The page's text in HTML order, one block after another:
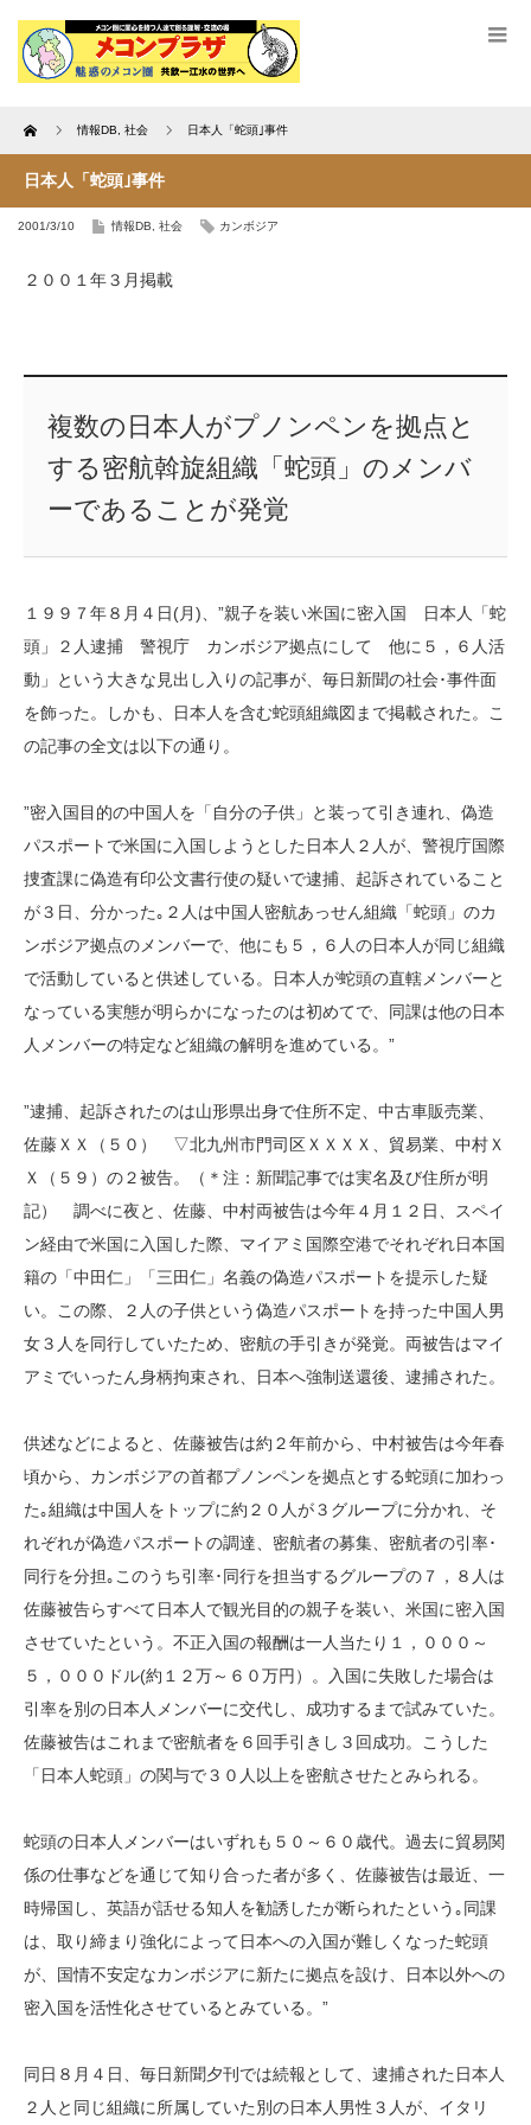
Home 情報DB 社会 日本人「蛇頭｣事件
日本人「蛇頭｣事件
2001/3/10 情報DB 社会 カンボジア
２００１年３月掲載
複数の日本人がプノンペンを拠点と
する密航斡旋組織「蛇頭」のメンバ
ーであることが発覚
１９９７年８月４日(月)、”親子を装い米国に密入国 日本人「蛇
頭」２人逮捕 警視庁 カンボジア拠点にして 他に５，６人活
動」という大きな見出し入りの記事が、毎日新聞の社会･事件面
を飾った。しかも、日本人を含む蛇頭組織図まで掲載された。こ
の記事の全文は以下の通り。
”密入国目的の中国人を「自分の子供」と装って引き連れ、偽造
パスポートで米国に入国しようとした日本人２人が、警視庁国際
捜査課に偽造有印公文書行使の疑いで逮捕、起訴されていること
が３日、分かった｡２人は中国人密航あっせん組織「蛇頭」のカ
ンボジア拠点のメンバーで、他にも５，６人の日本人が同じ組織
で活動していると供述している。日本人が蛇頭の直轄メンバーと
なっている実態が明らかになったのは初めてで、同課は他の日本
人メンバーの特定など組織の解明を進めている。”
”逮捕、起訴されたのは山形県出身で住所不定、中古車販売業、
佐藤ＸＸ（５０） ▽北九州市門司区ＸＸＸＸ、貿易業、中村Ｘ
Ｘ（５９）の２被告。（＊注：新聞記事では実名及び住所が明
記） 調べに夜と、佐藤、中村両被告は今年４月１２日、スペイ
ン経由で米国に入国した際、マイアミ国際空港でそれぞれ日本国
籍の「中田仁」「三田仁」名義の偽造パスポートを提示した疑
い。この際、２人の子供という偽造パスポートを持った中国人男
女３人を同行していたため、密航の手引きが発覚。両被告はマイ
アミでいったん身柄拘束され、日本へ強制送還後、逮捕された。
供述などによると、佐藤被告は約２年前から、中村被告は今年春
頃から、カンボジアの首都プノンペンを拠点とする蛇頭に加わっ
た｡組織は中国人をトップに約２０人が３グループに分かれ、そ
れぞれが偽造パスポートの調達、密航者の募集、密航者の引率･
同行を分担｡このうち引率･同行を担当するグループの７，８人は
佐藤被告らすべて日本人で観光目的の親子を装い、米国に密入国
させていたという。不正入国の報酬は一人当たり１，０００～
５，０００ドル(約１２万～６０万円）。入国に失敗した場合は
引率を別の日本人メンバーに交代し、成功するまで試みていた。
佐藤被告はこれまで密航者を６回手引きし３回成功。こうした
「日本人蛇頭」の関与で３０人以上を密航させたとみられる。
蛇頭の日本人メンバーはいずれも５０～６０歳代。過去に貿易関
係の仕事などを通じて知り合った者が多く、佐藤被告は最近、一
時帰国し、英語が話せる知人を勧誘したが断られたという｡同課
は、取り締まり強化によって日本への入国が難しくなった蛇頭
が、国情不安定なカンボジアに新たに拠点を設け、日本以外への
密入国を活性化させているとみている。”
同日８月４日、毎日新聞夕刊では続報として、逮捕された日本人
２人と同じ組織に所属していた別の日本人男性３人が、イタリ